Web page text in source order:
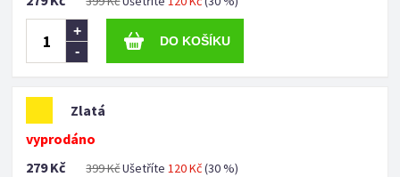
-
+
Zlatá
vyprodáno
279 Kč
399 KčUšetříte120 Kč(30 %)